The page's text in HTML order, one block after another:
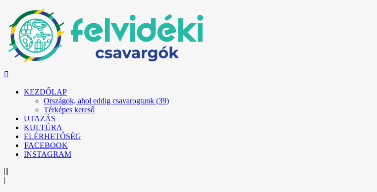
KEZDŐLAP
Országok, ahol eddig csavarogtunk (39)
Térképes kereső
UTAZÁS
KULTÚRA
ELÉRHETŐSÉG
FACEBOOK
INSTAGRAM
|||
|